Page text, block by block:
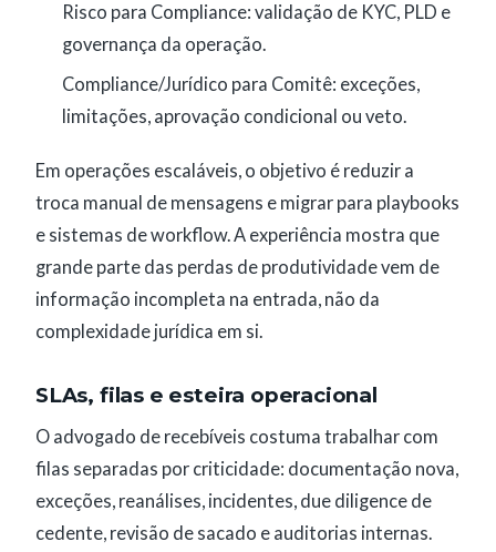
Risco para Compliance: validação de KYC, PLD e
governança da operação.
Compliance/Jurídico para Comitê: exceções,
limitações, aprovação condicional ou veto.
Em operações escaláveis, o objetivo é reduzir a
troca manual de mensagens e migrar para playbooks
e sistemas de workflow. A experiência mostra que
grande parte das perdas de produtividade vem de
informação incompleta na entrada, não da
complexidade jurídica em si.
SLAs, filas e esteira operacional
O advogado de recebíveis costuma trabalhar com
filas separadas por criticidade: documentação nova,
exceções, reanálises, incidentes, due diligence de
cedente, revisão de sacado e auditorias internas.